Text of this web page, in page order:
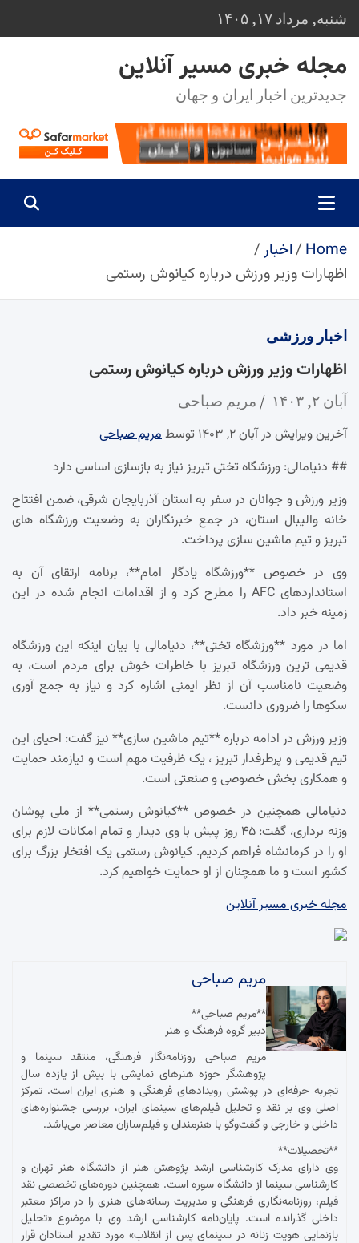
Skip
to
content
شنبه, مرداد ۱۷, ۱۴۰۵
مجله خبری مسیر آنلاین
جدیدترین اخبار ایران و جهان
Home
اخبار
اظهارات وزیر ورزش درباره کیانوش رستمی
اخبار ورزشی
اظهارات وزیر ورزش درباره کیانوش رستمی
آبان ۲, ۱۴۰۳ مریم صباحی
آخرین ویرایش در آبان ۲, ۱۴۰۳ توسط
مریم صباحی
## دنیامالی: ورزشگاه تختی تبریز نیاز به بازسازی اساسی دارد
وزیر ورزش و جوانان در سفر به استان آذربایجان شرقی، ضمن افتتاح
خانه والیبال استان، در جمع خبرنگاران به وضعیت ورزشگاه های
تبریز و تیم ماشین سازی پرداخت.
وی در خصوص **ورزشگاه یادگار امام**، برنامه ارتقای آن به
استانداردهای AFC را مطرح کرد و از اقدامات انجام شده در این
زمینه خبر داد.
اما در مورد **ورزشگاه تختی**، دنیامالی با بیان اینکه این ورزشگاه
قدیمی ترین ورزشگاه تبریز با خاطرات خوش برای مردم است، به
وضعیت نامناسب آن از نظر ایمنی اشاره کرد و نیاز به جمع آوری
سکوها را ضروری دانست.
وزیر ورزش در ادامه درباره **تیم ماشین سازی** نیز گفت: احیای این
تیم قدیمی و پرطرفدار تبریز ، یک ظرفیت مهم است و نیازمند حمایت
و همکاری بخش خصوصی و صنعتی است.
دنیامالی همچنین در خصوص **کیانوش رستمی** از ملی پوشان
وزنه برداری، گفت: ۴۵ روز پیش با وی دیدار و تمام امکانات لازم برای
او را در کرمانشاه فراهم کردیم. کیانوش رستمی یک افتخار بزرگ برای
کشور است و ما همچنان از او حمایت خواهیم کرد.
مجله خبری مسیر آنلاین
مریم صباحی
**مریم صباحی**
دبیر گروه فرهنگ و هنر
مریم صباحی روزنامه‌نگار فرهنگی، منتقد سینما و
پژوهشگر حوزه هنرهای نمایشی با بیش از یازده سال
تجربه حرفه‌ای در پوشش رویدادهای فرهنگی و هنری ایران است. تمرکز
اصلی وی بر نقد و تحلیل فیلم‌های سینمای ایران، بررسی جشنواره‌های
داخلی و خارجی و گفت‌وگو با هنرمندان و فیلم‌سازان معاصر می‌باشد.
**تحصیلات**
وی دارای مدرک کارشناسی ارشد پژوهش هنر از دانشگاه هنر تهران و
کارشناسی سینما از دانشگاه سوره است. همچنین دوره‌های تخصصی نقد
فیلم، روزنامه‌نگاری فرهنگی و مدیریت رسانه‌های هنری را در مراکز معتبر
داخلی گذرانده است. پایان‌نامه کارشناسی ارشد وی با موضوع «تحلیل
بازنمایی هویت زنانه در سینمای پس از انقلاب» مورد تقدیر استادان قرار